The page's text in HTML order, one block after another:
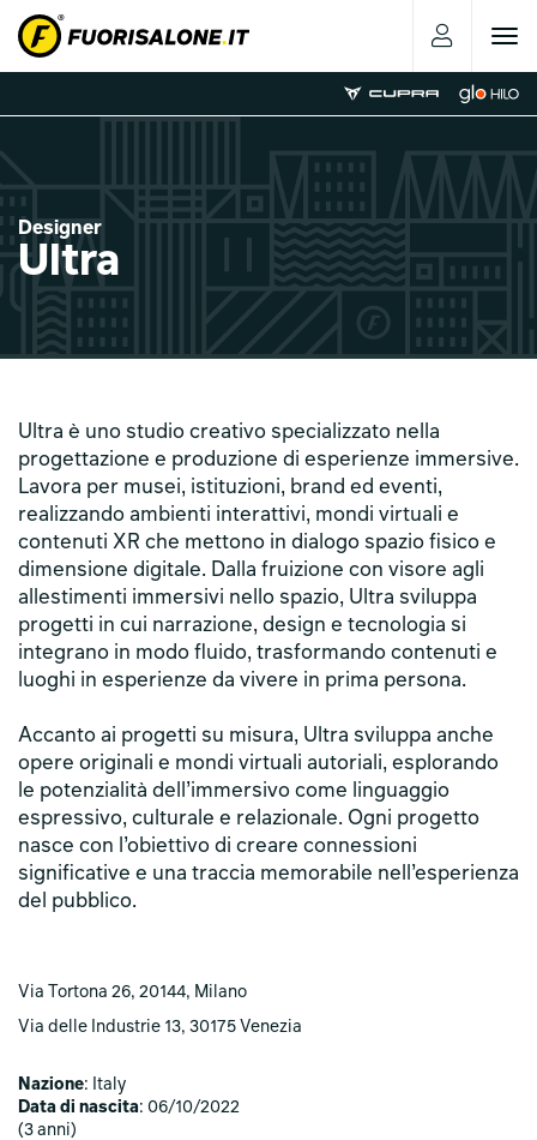
Toggle
Designer
Ultra
Ultra è uno studio creativo specializzato nella
progettazione e produzione di esperienze immersive.
Lavora per musei, istituzioni, brand ed eventi,
realizzando ambienti interattivi, mondi virtuali e
contenuti XR che mettono in dialogo spazio fisico e
dimensione digitale. Dalla fruizione con visore agli
allestimenti immersivi nello spazio, Ultra sviluppa
progetti in cui narrazione, design e tecnologia si
integrano in modo fluido, trasformando contenuti e
luoghi in esperienze da vivere in prima persona.
Accanto ai progetti su misura, Ultra sviluppa anche
opere originali e mondi virtuali autoriali, esplorando
le potenzialità dell’immersivo come linguaggio
espressivo, culturale e relazionale. Ogni progetto
nasce con l’obiettivo di creare connessioni
significative e una traccia memorabile nell’esperienza
del pubblico.
Via Tortona 26, 20144, Milano
Via delle Industrie 13, 30175 Venezia
Nazione: Italy
Data di nascita: 06/10/2022
(3 anni)